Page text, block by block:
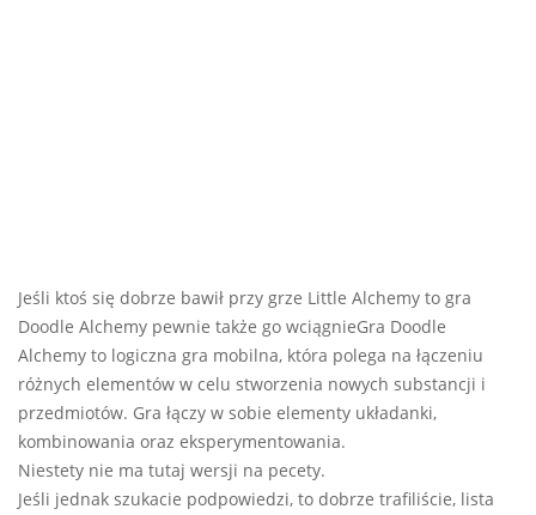
Jeśli ktoś się dobrze bawił przy grze Little Alchemy to gra
Doodle Alchemy pewnie także go wciągnieGra Doodle
Alchemy to logiczna gra mobilna, która polega na łączeniu
różnych elementów w celu stworzenia nowych substancji i
przedmiotów. Gra łączy w sobie elementy układanki,
kombinowania oraz eksperymentowania.
Niestety nie ma tutaj wersji na pecety.
Jeśli jednak szukacie podpowiedzi, to dobrze trafiliście, lista